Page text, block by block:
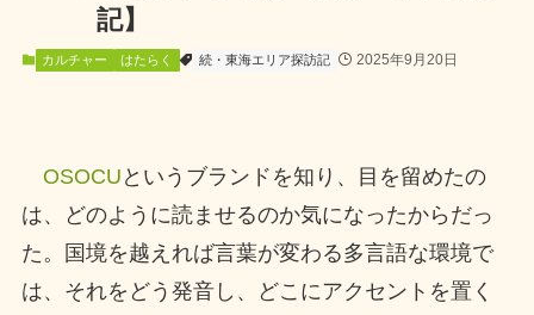
記】
カルチャー はたらく 続・東海エリア探訪記 2025年9月20日
OSOCU というブランドを知り、目を留めたの
は、どのように読ませるのか気になったからだっ
た。国境を越えれば言葉が変わる多言語な環境で
は、それをどう発音し、どこにアクセントを置く